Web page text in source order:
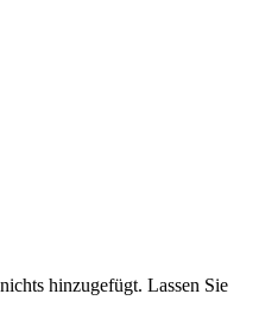
hinzugefügt. Lassen Sie